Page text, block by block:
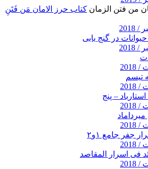
کتاب حرز الامان مَن فَتَنِ
در گنج یابی
تیسم
– پنج
جفر جامع ۱و۲
فی اسرار المقاصد